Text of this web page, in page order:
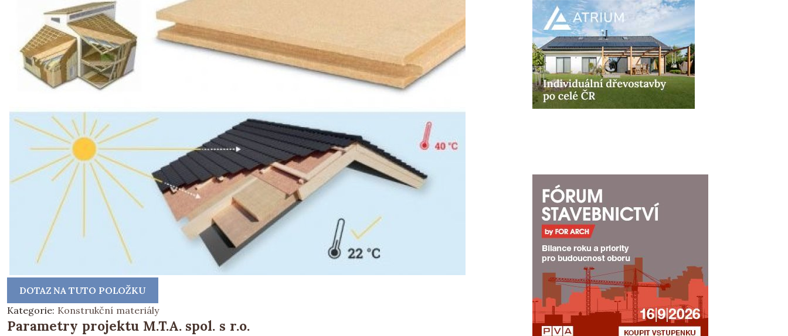
DOTAZ NA TUTO POLOŽKU
Kategorie: Konstrukční materiály
Parametry projektu M.T.A. spol. s r.o.